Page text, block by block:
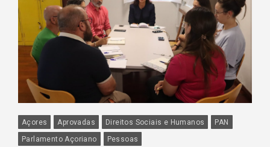
Açores Aprovadas Direitos Sociais e Humanos
PAN
Parlamento Açoriano
Pessoas